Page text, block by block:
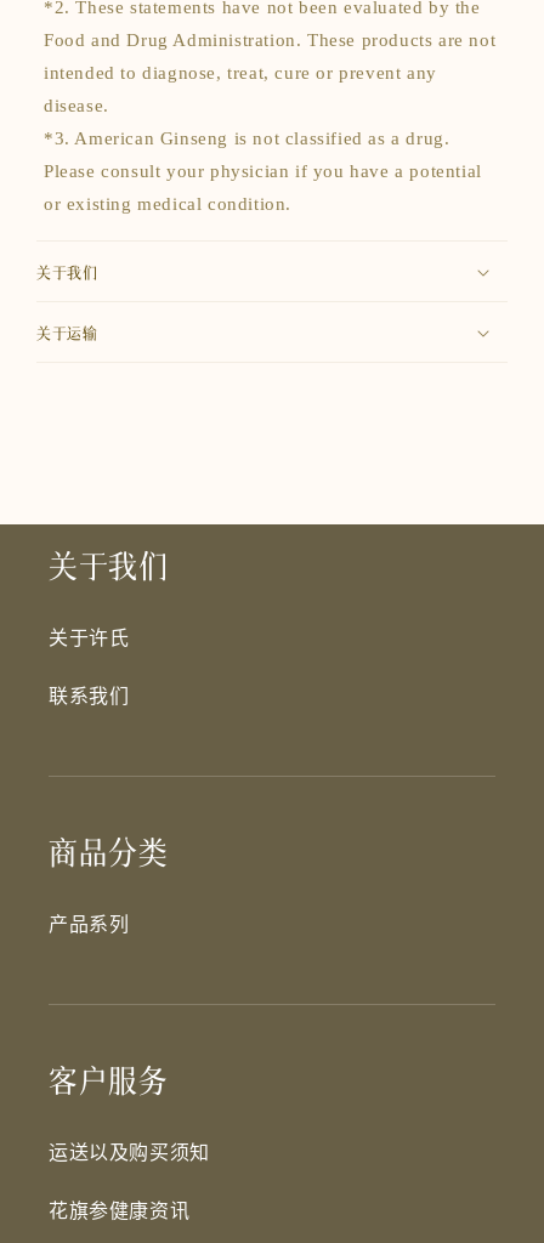
*2. These statements have not been evaluated by the
Food and Drug Administration. These products are not
intended to diagnose, treat, cure or prevent any
disease.
*3. American Ginseng is not classified as a drug.
Please consult your physician if you have a potential
or existing medical condition.
关于我们
关于运输
关于我们
关于许氏
联系我们
商品分类
产品系列
客户服务
运送以及购买须知
花旗参健康资讯